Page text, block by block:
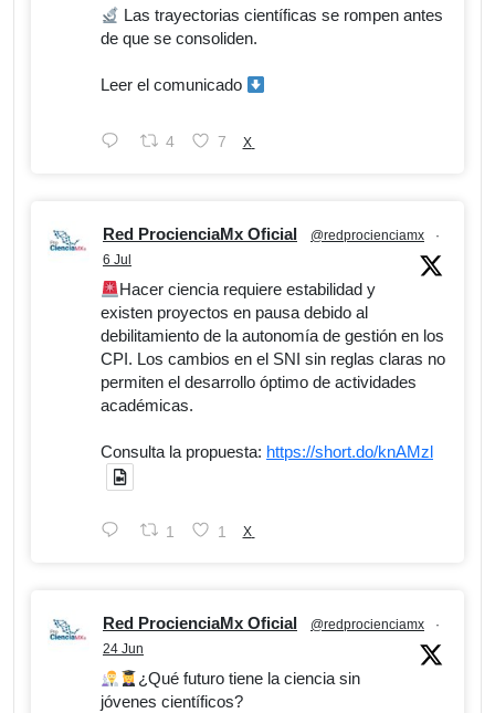
Las trayectorias científicas se rompen antes
de que se consoliden.
Leer el comunicado
4 7 X
Red ProcienciaMx Oficial @redprocienciamx
·
6 Jul
Hacer ciencia requiere estabilidad y
existen proyectos en pausa debido al
debilitamiento de la autonomía de gestión en los
CPI. Los cambios en el SNI sin reglas claras no
permiten el desarrollo óptimo de actividades
académicas.
Consulta la propuesta: https://short.do/knAMzl
1 1 X
Red ProcienciaMx Oficial @redprocienciamx
·
24 Jun
¿Qué futuro tiene la ciencia sin
jóvenes científicos?